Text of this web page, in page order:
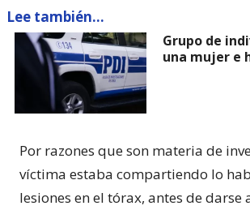
Lee también...
Grupo de
una mujer e
Por razones que son materia de
víctima estaba compartiendo lo
lesiones en el tórax, antes de darse